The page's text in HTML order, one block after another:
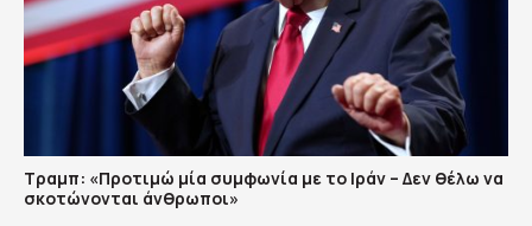
Τραμπ: «Προτιμώ μία συμφωνία με το Ιράν – Δεν θέλω να
σκοτώνονται άνθρωποι»